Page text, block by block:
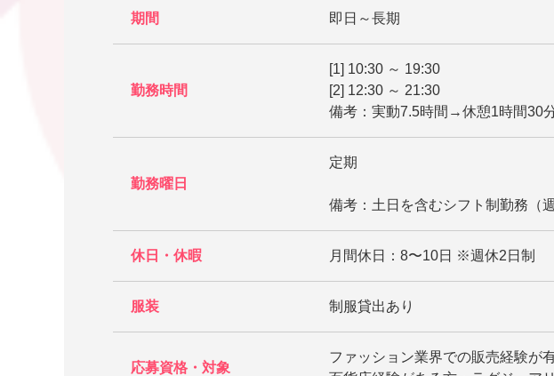
期間 即日～長期
勤務時間
[1] 10:30 ～ 19:30
[2] 12:30 ～ 21:30
備考：実動7.5時間→休憩1時間30
勤務曜日
定期
備考：土日を含むシフト制勤務（
休日・休暇 月間休日：8〜10日 ※週休2日制
服装 制服貸出あり
応募資格・対象
ファッション業界での販売経験が